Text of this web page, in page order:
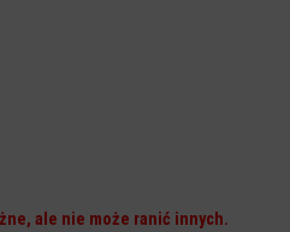
ale nie może ranić innych.